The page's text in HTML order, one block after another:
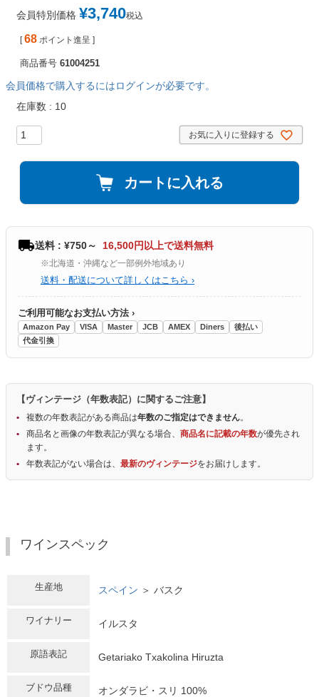
会員特別価格 ¥3,740税込
[ 68 ポイント進呈 ]
商品番号 61004251
会員価格で購入するにはログインが必要です。
在庫数
10
お気に入りに登録する
カートに入れる
送料 : ¥750～ 16,500円以上で送料無料
※北海道・沖縄など一部例外地域あり
送料・配送について詳しくはこちら ›
ご利用可能なお支払い方法 ›
Amazon Pay VISA Master JCB AMEX Diners
後払い
代金引換
【ヴィンテージ（年数表記）に関するご注意】
複数の年数表記がある商品は年数のご指定はできません。
商品名と画像の年数表記が異なる場合、 商品名に記載の年数が優先され
ます。
年数表記がない場合は、 最新のヴィンテージをお届けします。
ワインスペック
生産地 スペイン ＞ バスク
ワイナリー イルスタ
原語表記 Getariako Txakolina Hiruzta
ブドウ品種 オンダラビ・スリ 100%